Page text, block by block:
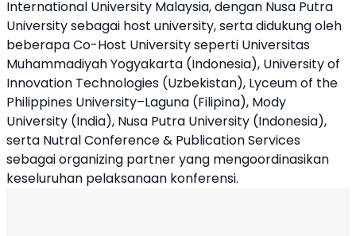
International University Malaysia, dengan Nusa Putra
University sebagai host university, serta didukung oleh
beberapa Co-Host University seperti Universitas
Muhammadiyah Yogyakarta (Indonesia), University of
Innovation Technologies (Uzbekistan), Lyceum of the
Philippines University–Laguna (Filipina), Mody
University (India), Nusa Putra University (Indonesia),
serta Nutral Conference & Publication Services
sebagai organizing partner yang mengoordinasikan
keseluruhan pelaksanaan konferensi.